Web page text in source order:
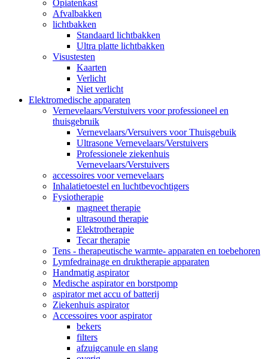
Opiatenkast
Afvalbakken
lichtbakken
Standaard lichtbakken
Ultra platte lichtbakken
Visustesten
Kaarten
Verlicht
Niet verlicht
Elektromedische apparaten
Vernevelaars/Verstuivers voor professioneel en
thuisgebruik
Vernevelaars/Versuivers voor Thuisgebuik
Ultrasone Vernevelaars/Verstuivers
Professionele ziekenhuis
Vernevelaars/Verstuivers
accessoires voor vernevelaars
Inhalatietoestel en luchtbevochtigers
Fysiotherapie
magneet therapie
ultrasound therapie
Elektrotherapie
Tecar therapie
Tens - therapeutische warmte- apparaten en toebehoren
Lymfedrainage en druktherapie apparaten
Handmatig aspirator
Medische aspirator en borstpomp
aspirator met accu of batterij
Ziekenhuis aspirator
Accessoires voor aspirator
bekers
filters
afzuigcanule en slang